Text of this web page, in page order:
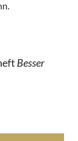
Besser